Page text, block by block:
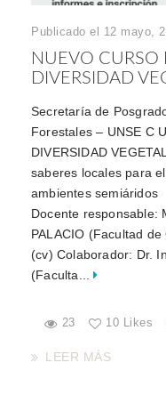
Publicado el 12 mayo,
NUEVO CURSO
DIVERSIDAD
Secretaría de
Forestales – UNSE C
DIVERSIDAD
saberes locales para
ambientes semiáridos
Docente responsable:
PALACIO (Facultad
(cv) Colaborador: Dr.
(Faculta...
23 10 Likes
LEER MÁS